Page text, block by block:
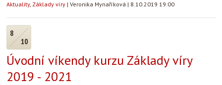
Aktuality, Základy víry | Veronika Mynaříková | 8.10.2019 19:00
8
10
Úvodní víkendy kurzu Základy víry
2019 - 2021